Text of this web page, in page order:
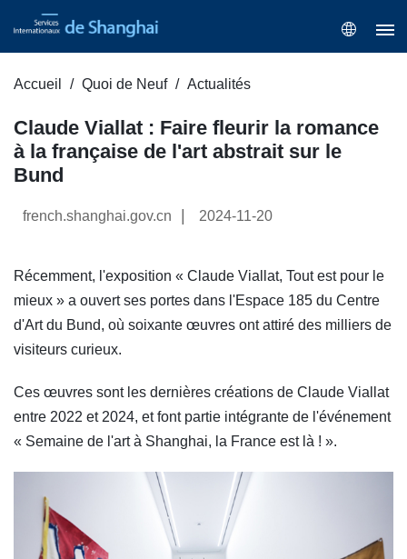
Accueil Quoi de Neuf Actualités
Claude Viallat : Faire fleurir la romance
à la française de l'art abstrait sur le
Bund
french.shanghai.gov.cn 2024-11-20
Récemment, l'exposition « Claude Viallat, Tout est pour le
mieux » a ouvert ses portes dans l'Espace 185 du Centre
d'Art du Bund, où soixante œuvres ont attiré des milliers de
visiteurs curieux.
Ces œuvres sont les dernières créations de Claude Viallat
entre 2022 et 2024, et font partie intégrante de l'événement
« Semaine de l'art à Shanghai, la France est là ! ».